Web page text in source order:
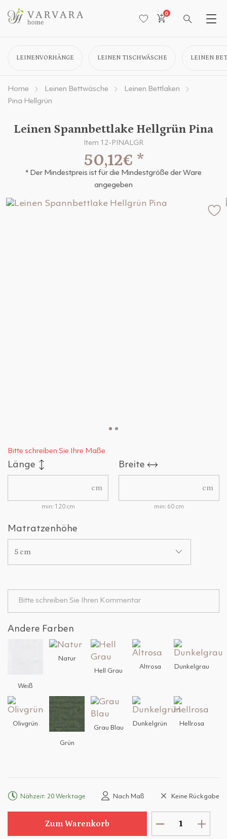
0
LEINENVORHÄNGE LEINEN TISCHWÄSCHE LEINEN
Home Leinen Bettwäsche
Leinen Bettlaken
Pina Hellgrün
Leinen Spannbettlake Hellgrün Pina
Item 12-PINALGR
50,12€ *
* Der Mindestpreis ist für die Mindestgröße der Ware
angegeben
Bitte schreiben Sie Ihre Maße
Länge
cm
min: 120 cm
Breite
cm
min: 60 cm
Matratzenhöhe
5 cm
Andere Farben
Weiß
Natur
Hell Grau
Altrosa Dunkelgrau
Olivgrün
Grün
Grau Blau
Dunkelgrün Hellrosa
Nähzeit: 20 Werktage Nach Maß Keine Rückgabe
Zum Warenkorb